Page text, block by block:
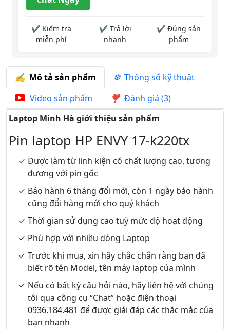
✔ Kiểm tra
miễn phí
✔ Trả lời
nhanh
✔ Đúng sản
phẩm
Mô tả sản phẩm
Thông số kỹ thuật
Video sản phẩm
Đánh giá (3)
Laptop Minh Hà giới thiệu sản phẩm
Pin laptop HP ENVY 17-k220tx
Được làm từ linh kiện có chất lượng cao, tương
đương với pin gốc
Bảo hành 6 tháng đổi mới, còn 1 ngày bảo hành
cũng đổi hàng mới cho quý khách
Thời gian sử dụng cao tuỳ mức độ hoạt động
Phù hợp với nhiều dòng Laptop
Trước khi mua, xin hãy chắc chắn rằng bạn đã
biết rõ tên Model, tên máy laptop của mình
Nếu có bất kỳ câu hỏi nào, hãy liên hệ với chúng
tôi qua công cụ “Chat” hoặc điện thoại
0936.184.481 để được giải đáp các thắc mắc của
bạn nhanh